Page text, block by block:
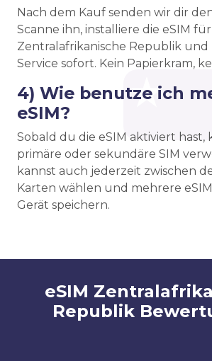
Nach dem Kauf senden wir dir
Scanne ihn, installiere die eSIM für
Zentralafrikanische Republik
Service sofort. Kein Papierkram,
4) Wie benutze ich
eSIM?
Sobald du die eSIM aktiviert hast,
primäre oder sekundäre SIM
kannst auch jederzeit zwischen
Karten wählen und mehrere
Gerät speichern.
eSIM
Republik